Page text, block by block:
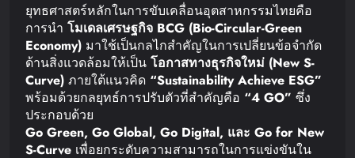
ยุทธศาสตร์หลักในการขับเคลื่อนอุตสาหกรรมไทยคือ
การนำ โมเดลเศรษฐกิจ BCG (Bio-Circular-Green
Economy) มาใช้เป็นกลไกสำคัญในการเปลี่ยนข้อจำกัด
ด้านสิ่งแวดล้อมให้เป็น โอกาสทางธุรกิจใหม่ (New S-
Curve) ภายใต้แนวคิด “Sustainability Achieve ESG”
พร้อมด้วยกลยุทธ์การปรับตัวที่สำคัญคือ “4 GO” ซึ่ง
ประกอบด้วย
Go Green, Go Global, Go Digital, และ Go for New
S-Curve เพื่อยกระดับความสามารถในการแข่งขันใน